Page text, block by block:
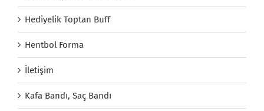
Hediyelik Toptan Buff
Hentbol Forma
İletişim
Kafa Bandı, Saç Bandı